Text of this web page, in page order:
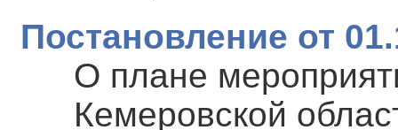
Постановление от
О плане
Кемеровской